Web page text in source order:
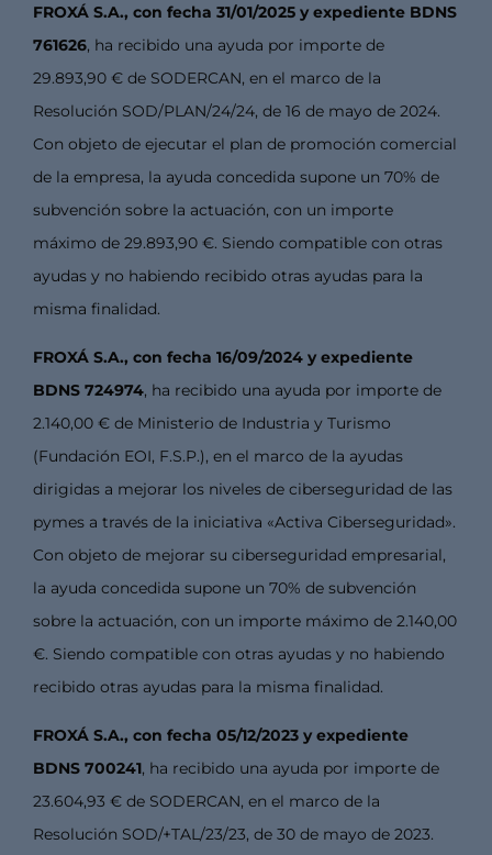
FROXÁ S.A., con fecha 31/01/2025 y expediente BDNS
761626, ha recibido una ayuda por importe de
29.893,90 € de SODERCAN, en el marco de la
Resolución SOD/PLAN/24/24, de 16 de mayo de 2024.
Con objeto de ejecutar el plan de promoción comercial
de la empresa, la ayuda concedida supone un 70% de
subvención sobre la actuación, con un importe
máximo de 29.893,90 €. Siendo compatible con otras
ayudas y no habiendo recibido otras ayudas para la
misma finalidad.
FROXÁ S.A., con fecha 16/09/2024 y expediente
BDNS 724974, ha recibido una ayuda por importe de
2.140,00 € de Ministerio de Industria y Turismo
(Fundación EOI, F.S.P.), en el marco de la ayudas
dirigidas a mejorar los niveles de ciberseguridad de las
pymes a través de la iniciativa «Activa Ciberseguridad».
Con objeto de mejorar su ciberseguridad empresarial,
la ayuda concedida supone un 70% de subvención
sobre la actuación, con un importe máximo de 2.140,00
€. Siendo compatible con otras ayudas y no habiendo
recibido otras ayudas para la misma finalidad.
FROXÁ S.A., con fecha 05/12/2023 y expediente
BDNS 700241, ha recibido una ayuda por importe de
23.604,93 € de SODERCAN, en el marco de la
Resolución SOD/+TAL/23/23, de 30 de mayo de 2023.